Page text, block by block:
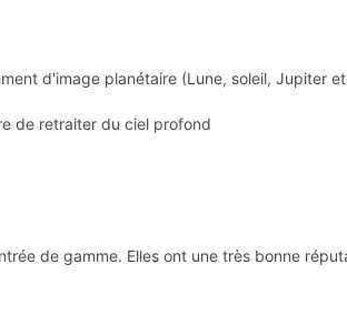
d'image planétaire (Lune, soleil, Jupiter
de retraiter du ciel profond
de gamme. Elles ont une très bonne